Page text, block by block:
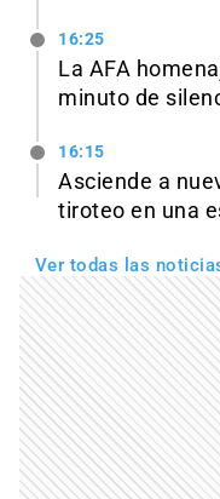
16:25
La AFA
minuto de
16:15
Asciende a
tiroteo en una
Ver todas las